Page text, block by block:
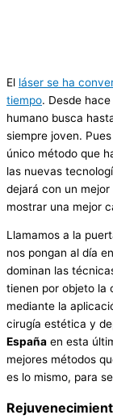
El láser se ha
tiempo. Desde
humano busca
siempre joven.
único método que
las nuevas
dejará con un
mostrar una mejor
Llamamos a la
nos pongan al día
dominan las
tienen por objeto la
mediante la
cirugía estética y
España en esta
mejores métodos
es lo mismo, para